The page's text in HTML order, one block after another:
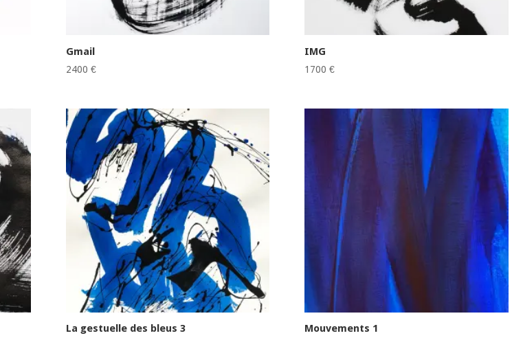
Gmail
2400 €
IMG
1700€
La gestuelle des bleus 3 Mouvements 1